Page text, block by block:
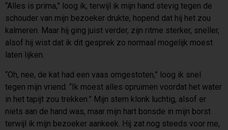
“Alles is prima,” loog ik, terwijl ik mijn hand stevig tegen de
schouder van mijn bezoeker drukte, hopend dat hij het zou
kalmeren. Maar hij ging juist verder, zijn ritme sterker, sneller,
alsof hij wist dat ik dit gesprek zo normaal mogelijk moest
laten lijken.
“Oh, nee, de kat had een vaas omgestoten,” loog ik snel
tegen mijn vriend. “Ik moest alles opruimen voordat het water
in het tapijt zou trekken.” Mijn stem klonk luchtig, alsof er
niets aan de hand was, maar mijn hart bonsde in mijn borst
terwijl ik mijn bezoeker aankeek. Hij zat nog steeds voor me,